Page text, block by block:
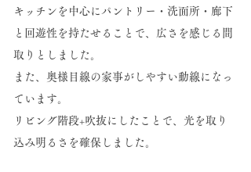
キッチンを中心にパントリー・洗面所・廊下
と回遊性を持たせることで、広さを感じる間
取りとしました。
​また、奥様目線の家事がしやすい動線になっ
ています。
リビング階段+吹抜にしたことで、光を取り
込み明るさを確保しました。